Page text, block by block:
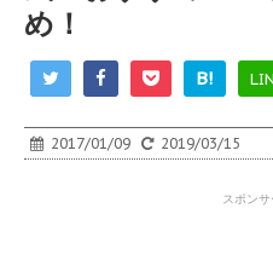
め！
B!
2017/01/09 2019/03/15
スポン